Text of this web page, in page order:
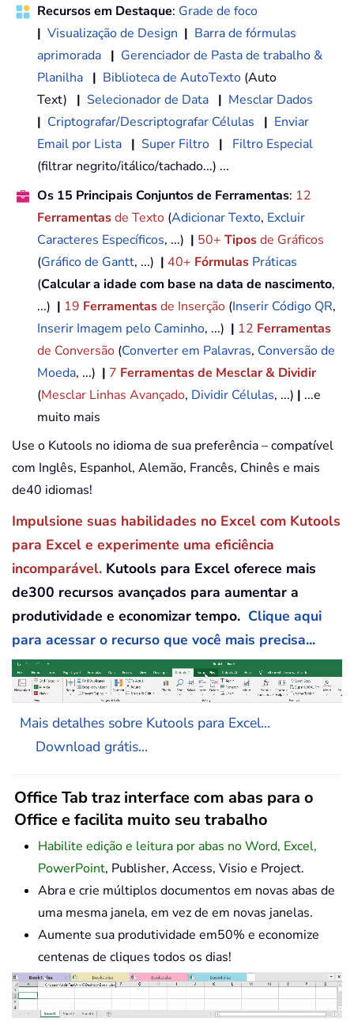
Recursos em Destaque: Grade de foco
| Visualização de Design | Barra de fórmulas
aprimorada | Gerenciador de Pasta de trabalho &
Planilha | Biblioteca de AutoTexto (Auto
Text) | Selecionador de Data | Mesclar Dados
| Criptografar/Descriptografar Células | Enviar
Email por Lista | Super Filtro |
Filtro Especial
(filtrar negrito/itálico/tachado...) ...
Os 15 Principais Conjuntos de Ferramentas: 12
Ferramentasde Texto (Adicionar Texto, Excluir
Caracteres Específicos, ...) | 50+ Tiposde Gráficos
(Gráfico de Gantt, ...) | 40+ Fórmulas Práticas
(Calcular a idade com base na data de nascimento,
...) | 19 Ferramentasde Inserção (Inserir Código QR,
Inserir Imagem pelo Caminho, ...) | 12 Ferramentas
de Conversão (Converter em Palavras, Conversão de
Moeda, ...) | 7 Ferramentas de Mesclar & Dividir
(Mesclar Linhas Avançado, Dividir Células, ...) | ...e
muito mais
Use o Kutools no idioma de sua preferência – compatível
com Inglês, Espanhol, Alemão, Francês, Chinês e mais
de40 idiomas!
Impulsione suas habilidades no Excel com Kutools
para Excel e experimente uma eficiência
incomparável. Kutools para Excel oferece mais
de300 recursos avançados para aumentar a
produtividade e economizar tempo. Clique aqui
para acessar o recurso que você mais precisa...
Mais detalhes sobre Kutools para Excel...
Download grátis...
Office Tab traz interface com abas para o
Office e facilita muito seu trabalho
Habilite edição e leitura por abas no Word, Excel,
PowerPoint, Publisher, Access, Visio e Project.
Abra e crie múltiplos documentos em novas abas de
uma mesma janela, em vez de em novas janelas.
Aumente sua produtividade em50% e economize
centenas de cliques todos os dias!